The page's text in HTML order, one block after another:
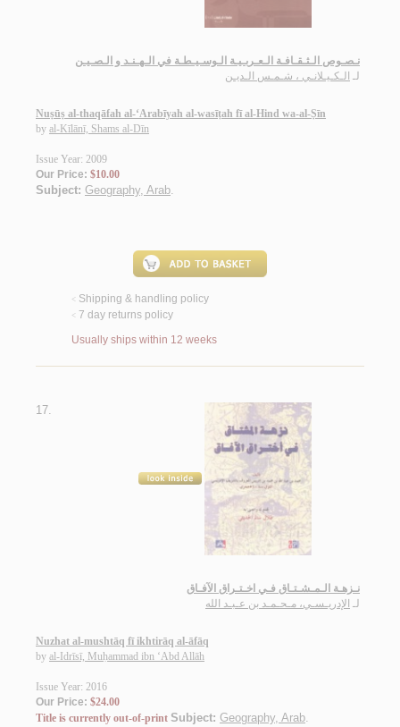
نـصـوص الـثـقـافـة الـعـربـيـة الـوسـيـطـة في الـهـنـد و الـصـيـن
لـ الـكـيـلانـي ، شـمـس الـديـن
Nuṣūṣ al-thaqāfah al-‘Arabīyah al-wasīṭah fī al-Hind wa-al-Ṣīn
by al-Kīlānī, Shams al-Dīn
Issue Year: 2009
Our Price: $10.00
Subject: Geography, Arab.
< Shipping & handling policy
< 7 day returns policy
Usually ships within 12 weeks
17.
نـزهـة الـمـشـتـاق فـي اخـتـراق الآفـاق
لـ الإدريـسـي، مـحـمـد بن عـبـد الله
Nuzhat al-mushtāq fī ikhtirāq al-āfāq
by al-Idrīsī, Muḥammad ibn ‘Abd Allāh
Issue Year: 2016
Our Price: $24.00
Title is currently out-of-print Subject: Geography, Arab.